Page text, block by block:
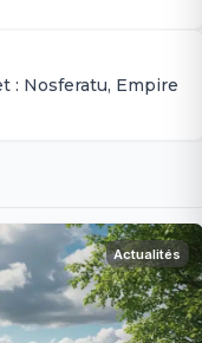
: Nosferatu, Empire
Actualités